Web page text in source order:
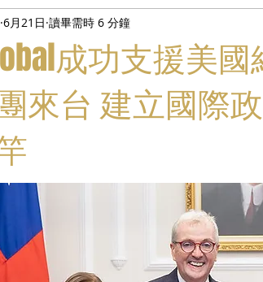
專業司機 活動禮賓接待
成功支援美
來台 建立國際
6月21日 讀畢需時 6 分鐘